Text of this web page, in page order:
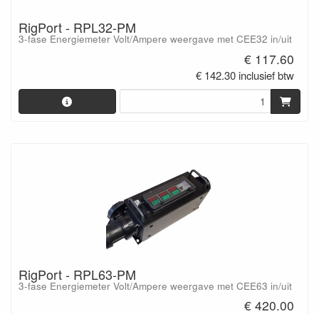
RigPort - RPL32-PM
3-fase Energiemeter Volt/Ampere weergave met CEE32 in/uit
€ 117.60
€ 142.30 inclusief btw
RigPort - RPL63-PM
3-fase Energiemeter Volt/Ampere weergave met CEE63 in/uit
€ 420.00